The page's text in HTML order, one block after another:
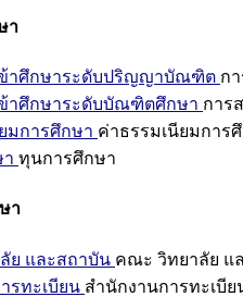
า
ข้าศึกษาระดับปริญญาบัณฑิต ก
าศึกษาระดับบัณฑิตศึกษา การ
มการศึกษา ค่าธรรมเนียมการ
ทุนการศึกษา
า
ย และสถาบัน คณะ วิทยาลัย แ
รทะเบียน สำนักงานการทะเบีย